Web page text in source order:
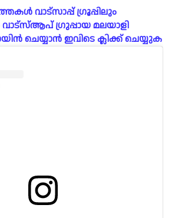
വാട്സാപ്പ് ഗ്രൂപ്പിലും
വാട്സ്ആപ് ഗ്രുപ്പായ മലയാളി
ചെയ്യാൻ ഇവിടെ ക്ലിക്ക് ചെയ്യുക